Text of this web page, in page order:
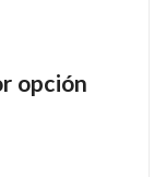
opción